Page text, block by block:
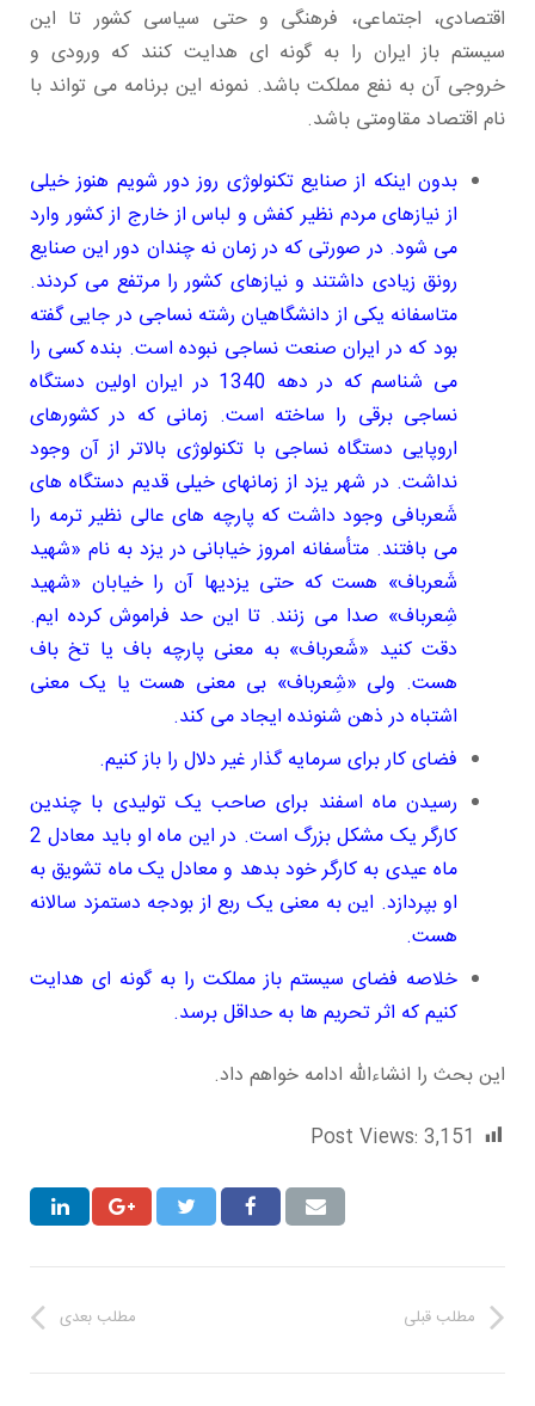
اقتصادی، اجتماعی، فرهنگی و حتی سیاسی کشور تا این
سیستم باز ایران را به گونه ای هدایت کنند که ورودی و
خروجی آن به نفع مملکت باشد. نمونه این برنامه می تواند با
نام اقتصاد مقاومتی باشد.
بدون اینکه از صنایع تکنولوژی روز دور شویم هنوز خیلی
از نیازهای مردم نظیر کفش و لباس از خارج از کشور وارد
می شود. در صورتی که در زمان نه چندان دور این صنایع
رونق زیادی داشتند و نیازهای کشور را مرتفع می کردند.
متاسفانه یکی از دانشگاهیان رشته نساجی در جایی گفته
بود که در ایران صنعت نساجی نبوده است. بنده کسی را
می شناسم که در دهه 1340 در ایران اولین دستگاه
نساجی برقی را ساخته است. زمانی که در کشورهای
اروپایی دستگاه نساجی با تکنولوژی بالاتر از آن وجود
نداشت. در شهر یزد از زمانهای خیلی قدیم دستگاه های
شَعربافی وجود داشت که پارچه های عالی نظیر ترمه را
می بافتند. متأسفانه امروز خیابانی در یزد به نام «شهید
شَعرباف» هست که حتی یزدیها آن را خیابان «شهید
شِعرباف» صدا می زنند. تا این حد فراموش کرده ایم.
دقت کنید «شَعرباف» به معنی پارچه باف یا تخ باف
هست. ولی «شِعرباف» بی معنی هست یا یک معنی
اشتباه در ذهن شنونده ایجاد می کند.
فضای کار برای سرمایه گذار غیر دلال را باز کنیم.
رسیدن ماه اسفند برای صاحب یک تولیدی با چندین
کارگر یک مشکل بزرگ است. در این ماه او باید معادل 2
ماه عیدی به کارگر خود بدهد و معادل یک ماه تشویق به
او بپردازد. این به معنی یک ربع از بودجه دستمزد سالانه
هست.
خلاصه فضای سیستم باز مملکت را به گونه ای هدایت
کنیم که اثر تحریم ها به حداقل برسد.
این بحث را انشاءالله ادامه خواهم داد.
Post Views: 3,151
مطلب قبلی مطلب بعدی